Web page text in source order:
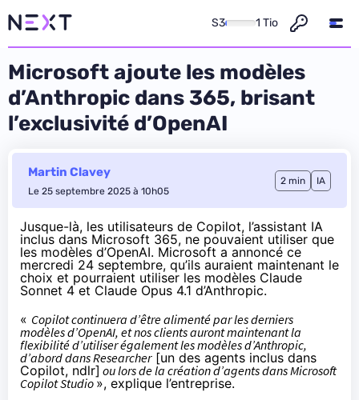
S3 1 Tio
Microsoft ajoute les modèles
d’Anthropic dans 365, brisant
l’exclusivité d’OpenAI
Martin Clavey
Le 25 septembre 2025 à 10h05
2 min IA
Jusque-là, les utilisateurs de Copilot, l’assistant IA
inclus dans Microsoft 365, ne pouvaient utiliser que
les modèles d’OpenAI. Microsoft a annoncé ce
mercredi 24 septembre, qu’ils auraient maintenant le
choix et pourraient utiliser les modèles Claude
Sonnet 4 et Claude Opus 4.1 d’Anthropic.
« Copilot continuera d’être alimenté par les derniers
modèles d’OpenAI, et nos clients auront maintenant la
flexibilité d’utiliser également les modèles d’Anthropic,
d’abord dans Researcher[un des agents inclus dans
Copilot, ndlr] ou lors de la création d’agents dans Microsoft
Copilot Studio », explique l’entreprise.